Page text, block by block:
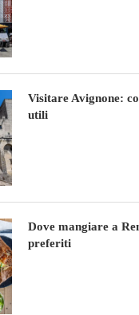
Visitare Avignone:
utili
Dove mangiare a
preferiti